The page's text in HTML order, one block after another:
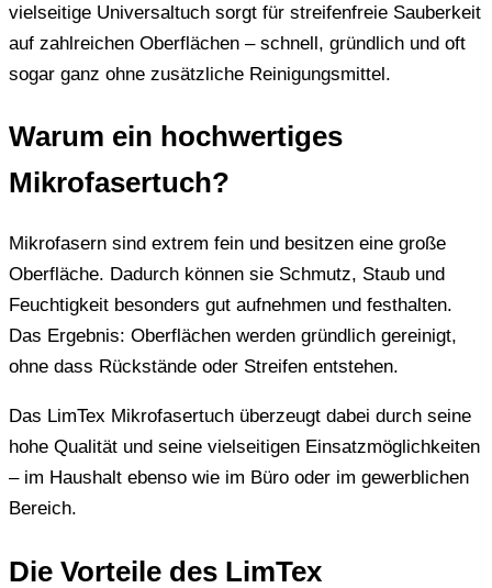
vielseitige Universaltuch sorgt für streifenfreie Sauberkeit
auf zahlreichen Oberflächen – schnell, gründlich und oft
sogar ganz ohne zusätzliche Reinigungsmittel.
Warum ein hochwertiges
Mikrofasertuch?
Mikrofasern sind extrem fein und besitzen eine große
Oberfläche. Dadurch können sie Schmutz, Staub und
Feuchtigkeit besonders gut aufnehmen und festhalten.
Das Ergebnis: Oberflächen werden gründlich gereinigt,
ohne dass Rückstände oder Streifen entstehen.
Das LimTex Mikrofasertuch überzeugt dabei durch seine
hohe Qualität und seine vielseitigen Einsatzmöglichkeiten
– im Haushalt ebenso wie im Büro oder im gewerblichen
Bereich.
Die Vorteile des LimTex